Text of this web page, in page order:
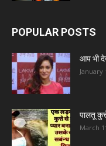
POPULAR POSTS
आप भी
January
पालतू
March